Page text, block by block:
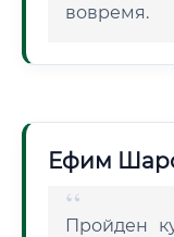
вовремя.
Ефим
Пройден